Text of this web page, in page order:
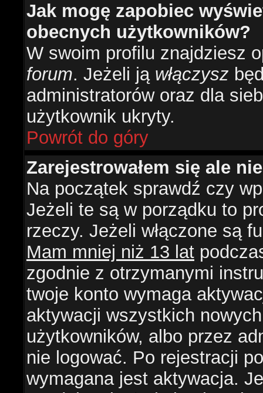
Jak mogę zapobiec
obecnych użytkowników?
W swoim profilu znajdziesz
forum. Jeżeli ją włączysz
administratorów oraz dla
użytkownik ukryty.
Powrót do góry
Zarejestrowałem się ale
Na początek sprawdź czy
Jeżeli te są w porządku to
rzeczy. Jeżeli włączone są
Mam mniej niż 13 lat
zgodnie z otrzymanymi
twoje konto wymaga
aktywacji wszystkich
użytkowników, albo przez
nie logować. Po rejestracji
wymagana jest aktywacja.